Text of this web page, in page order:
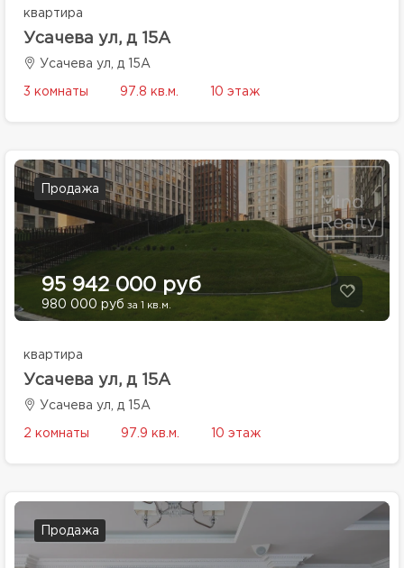
квартира
Усачева ул, д 15А
Усачева ул, д 15А
3 комнаты 97.8 кв.м. 10 этаж
Продажа
95 942 000 руб
980 000 руб за 1 кв.м.
квартира
Усачева ул, д 15А
Усачева ул, д 15А
2 комнаты 97.9 кв.м. 10 этаж
Продажа